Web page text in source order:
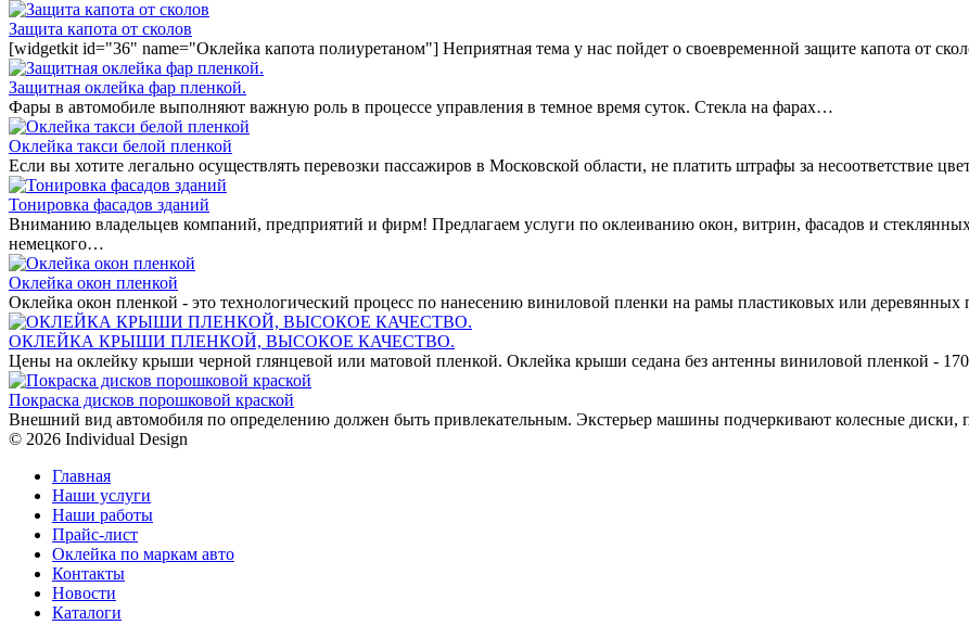
Защита капота от сколов
[widgetkit id="36" name="Оклейка капота полиуретаном"] Неприятная тема у нас пойдет о своевременной защите капота от
Защитная оклейка фар пленкой.
Фары в автомобиле выполняют важную роль в процессе управления в темное время суток. Стекла на фарах…
Оклейка такси белой пленкой
Если вы хотите легально осуществлять перевозки пассажиров в Московской области, не платить штрафы за несоответствие
Тонировка фасадов зданий
Вниманию владельцев компаний, предприятий и фирм! Предлагаем услуги по оклеиванию окон, витрин, фасадов и
немецкого…
Оклейка окон пленкой
Оклейка окон пленкой - это технологический процесс по нанесению виниловой пленки на рамы пластиковых или
ОКЛЕЙКА КРЫШИ ПЛЕНКОЙ, ВЫСОКОЕ КАЧЕСТВО.
Цены на оклейку крыши черной глянцевой или матовой пленкой. Оклейка крыши седана без антенны виниловой пленкой -
Покраска дисков порошковой краской
Внешний вид автомобиля по определению должен быть привлекательным. Экстерьер машины подчеркивают колесные
© 2026 Individual Design
Главная
Наши услуги
Наши работы
Прайс-лист
Оклейка по маркам авто
Контакты
Новости
Каталоги